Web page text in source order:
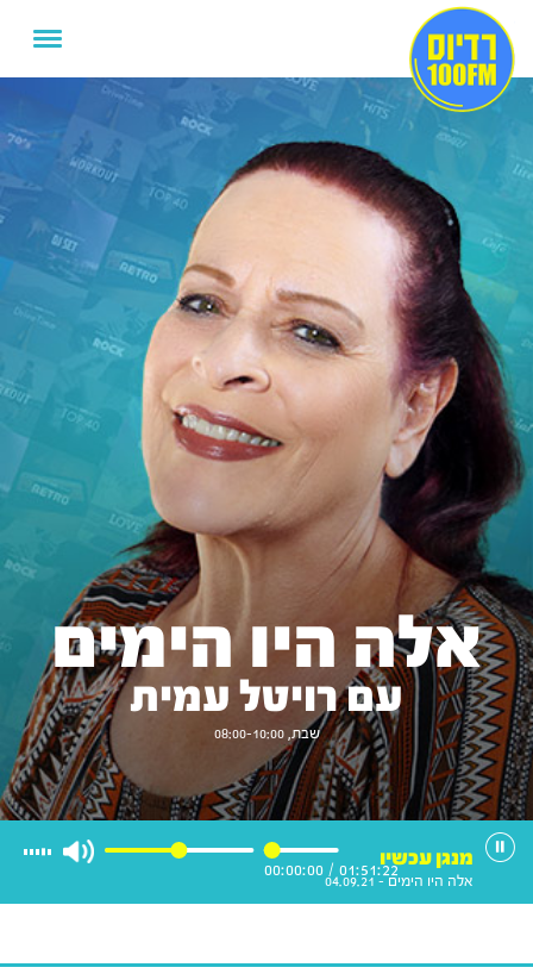
אלה היו הימים
עם רויטל עמית
שבת, 08:00-10:00
01:51:22
/
00:00:00
מנגן עכשיו
אלה היו הימים - 04.09.21